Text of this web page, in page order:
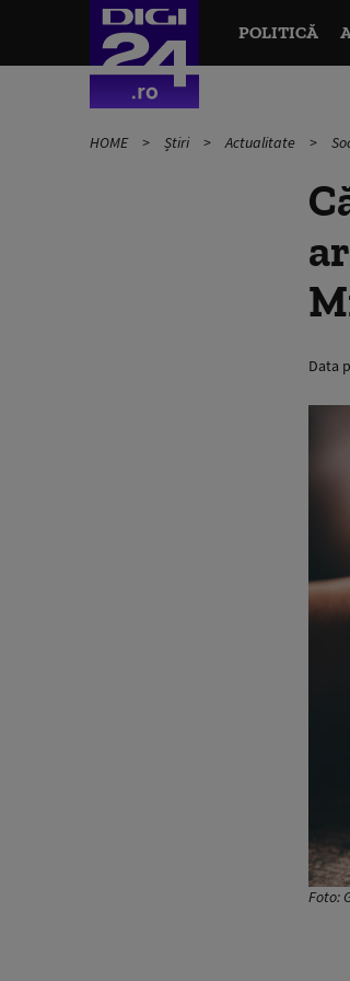
POLITICĂ
HOME Știri Actualitate
Data
Foto: